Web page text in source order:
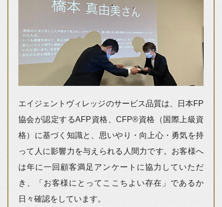
エイジェントヴィレッジのサービス品質は、日本FP
協会が認定するAFP資格、CFP®資格（国際上級資
格）に基づく知識と、思いやり・向上心・勇気を持
って人に影響力を与えられる人間力です。お客様へ
は年に一回顧客満足アンケートに協力していただ
き、「お客様にとってここちよい存在」であるか
日々確認をしています。